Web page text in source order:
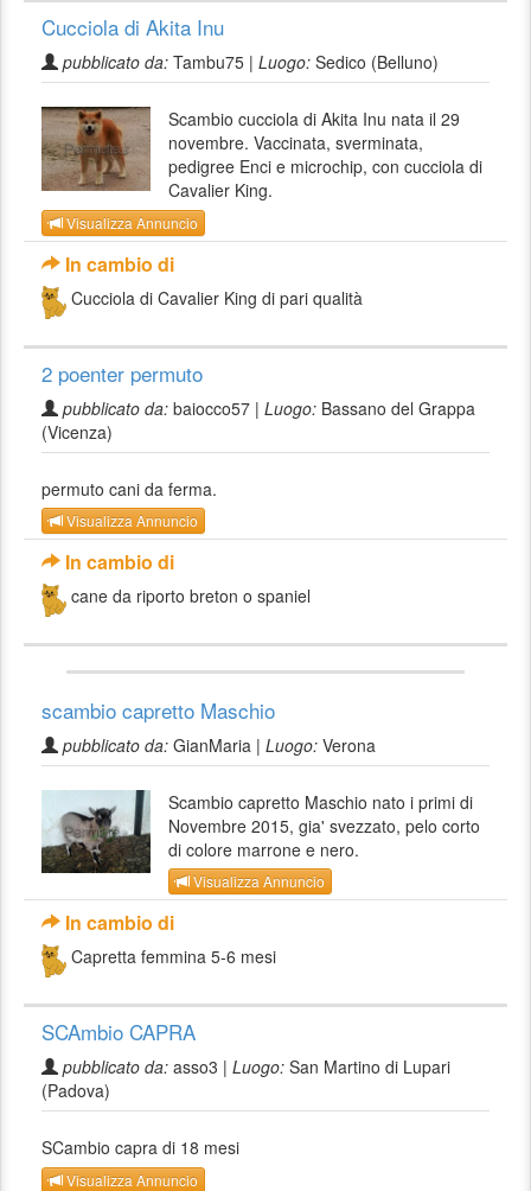
Cucciola di Akita Inu
pubblicato da: Tambu75 | Luogo: Sedico (Belluno)
Scambio cucciola di Akita Inu nata il 29
novembre. Vaccinata, sverminata,
pedigree Enci e microchip, con cucciola di
Cavalier King.
Visualizza Annuncio
In cambio di
Cucciola di Cavalier King di pari qualità
2 poenter permuto
pubblicato da: baiocco57 | Luogo: Bassano del Grappa
(Vicenza)
permuto cani da ferma.
Visualizza Annuncio
In cambio di
cane da riporto breton o spaniel
scambio capretto Maschio
pubblicato da: GianMaria | Luogo: Verona
Scambio capretto Maschio nato i primi di
Novembre 2015, gia' svezzato, pelo corto
di colore marrone e nero.
Visualizza Annuncio
In cambio di
Capretta femmina 5-6 mesi
SCAmbio CAPRA
pubblicato da: asso3 | Luogo: San Martino di Lupari
(Padova)
SCambio capra di 18 mesi
Visualizza Annuncio